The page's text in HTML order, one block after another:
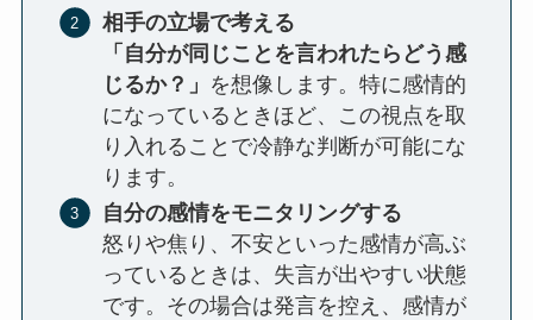
相手の立場で考える
「自分が同じことを言われたらどう感
じるか？」 を想像します。特に感情的
になっているときほど、この視点を取
り入れることで冷静な判断が可能にな
ります。
自分の感情をモニタリングする
怒りや焦り、不安といった感情が高ぶ
っているときは、失言が出やすい状態
です。その場合は発言を控え、感情が